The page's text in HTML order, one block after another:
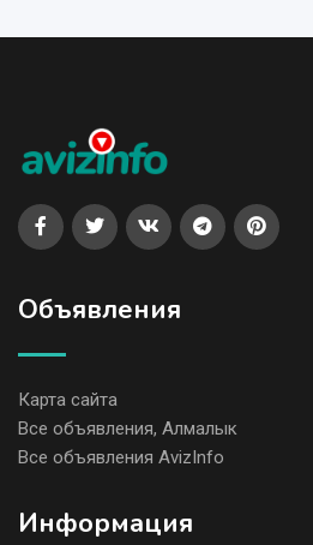
Объявления
Карта сайта
Все объявления, Алмалык
Все объявления AvizInfo
Информация